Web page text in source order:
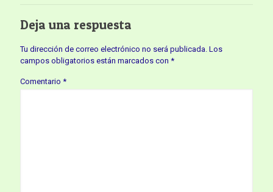
Deja una respuesta
Tu dirección de correo electrónico no será publicada. Los
campos obligatorios están marcados con *
Comentario *